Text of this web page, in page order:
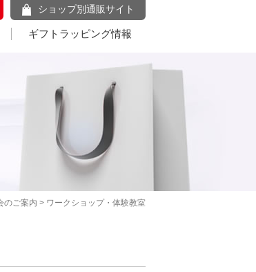
ショップ別通販サイト
ギフトラッピング情報
のご案内 > ワークショップ・体験教室